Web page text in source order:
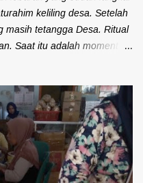
keliling desa. Setelah
masih tetangga Desa. Ritual
Saat itu adalah moment
ini sering disebut juga
semprong. Kalau di daerah
menyebut jajanan ini opak
Tulungagung,
Kalau di Surabaya saya
ini dengan kue